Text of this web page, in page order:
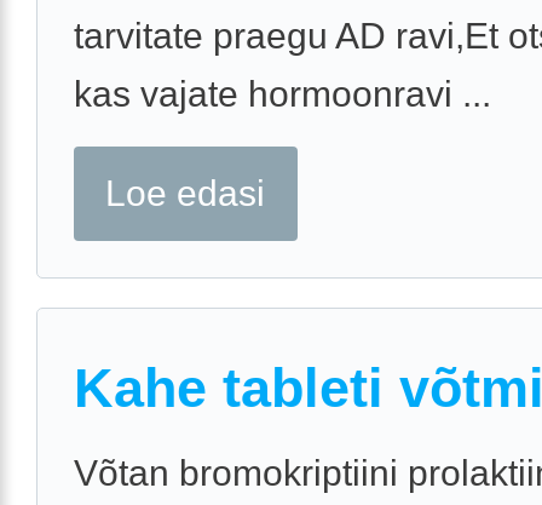
tarvitate praegu AD ravi,Et
kas vajate hormoonravi ...
Loe edasi
Kahe tableti
Võtan bromokriptiini